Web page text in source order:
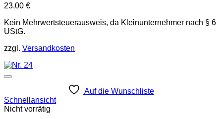
23,00 €
Kein Mehrwertsteuerausweis, da Kleinunternehmer nach § 6
UStG.
zzgl. Versandkosten
Auf die Wunschliste
Schnellansicht
Nicht vorrätig